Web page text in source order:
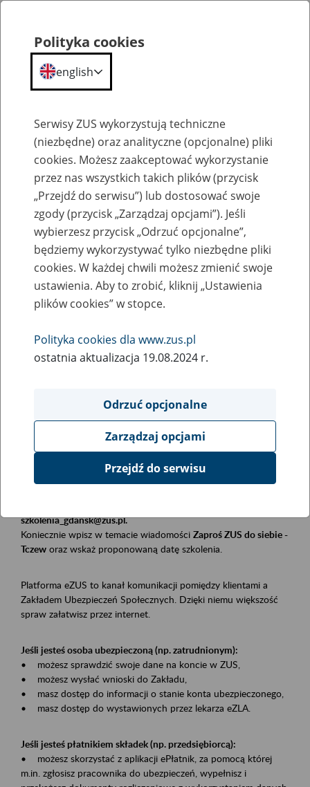
Szkolenia
Zaproś ZUS do siebie: eZUS, wizyty
rezerwowane, e-wizyty, Aktywni 50+
Rodzaj wydarzenia
Szkolenia
Płatnicy, ubezpieczeni, świadczeniobiorcy
Event description
Szkolenie stacjonarne w siedzibie firmy, instytucji, urzędu.
szkolenia_gdansk@zus.pl.
Koniecznie wpisz w temacie wiadomości Zaproś ZUS do siebie -
Tczew oraz wskaż proponowaną datę szkolenia.
Platforma eZUS to kanał komunikacji pomiędzy klientami a
Zakładem Ubezpieczeń Społecznych. Dzięki niemu większość
spraw załatwisz przez internet.
Jeśli jesteś osoba ubezpieczoną (np. zatrudnionym):
• możesz sprawdzić swoje dane na koncie w ZUS,
• możesz wysłać wnioski do Zakładu,
• masz dostęp do informacji o stanie konta ubezpieczonego,
• masz dostęp do wystawionych przez lekarza eZLA.
Jeśli jesteś płatnikiem składek (np. przedsiębiorcą):
• możesz skorzystać z aplikacji ePłatnik, za pomocą której
m.in. zgłosisz pracownika do ubezpieczeń, wypełnisz i
Polityka cookies
english
Serwisy ZUS wykorzystują techniczne
(niezbędne) oraz analityczne (opcjonalne) pliki
cookies. Możesz zaakceptować wykorzystanie
przez nas wszystkich takich plików (przycisk
„Przejdź do serwisu”) lub dostosować swoje
zgody (przycisk „Zarządzaj opcjami”). Jeśli
wybierzesz przycisk „Odrzuć opcjonalne”,
będziemy wykorzystywać tylko niezbędne pliki
cookies. W każdej chwili możesz zmienić swoje
ustawienia. Aby to zrobić, kliknij „Ustawienia
plików cookies” w stopce.
Polityka cookies dla www.zus.pl
ostatnia aktualizacja 19.08.2024 r.
Odrzuć opcjonalne
Zarządzaj opcjami
Przejdź do serwisu